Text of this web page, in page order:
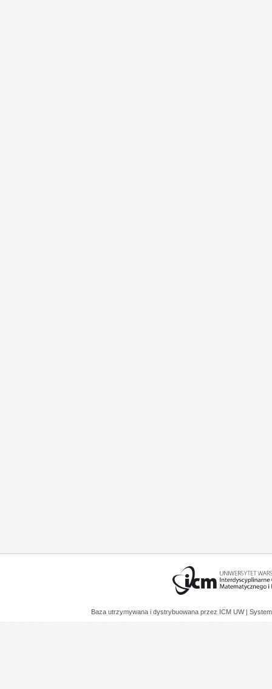
Baza utrzymywana i dystrybuowana przez ICM UW |